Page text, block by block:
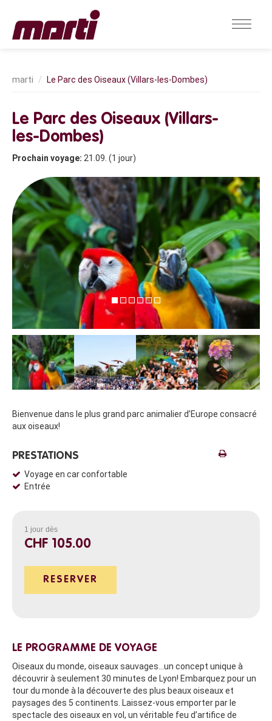
Le Parc des Oiseaux (Villars-les-Dombes)
Le Parc des Oiseaux (Villars-
les-Dombes)
Prochain voyage: 21.09. (1 jour)
Bienvenue dans le plus grand parc animalier d’Europe consacré
aux oiseaux!
PRESTATIONS
Voyage en car confortable
Entrée
1 jour dès
CHF 105.00
RESERVER
LE PROGRAMME DE VOYAGE
Oiseaux du monde, oiseaux sauvages…un concept unique à
découvrir à seulement 30 minutes de Lyon! Embarquez pour un
tour du monde à la découverte des plus beaux oiseaux et
paysages des 5 continents. Laissez-vous emporter par le
spectacle des oiseaux en vol, un véritable feu d’artifice de